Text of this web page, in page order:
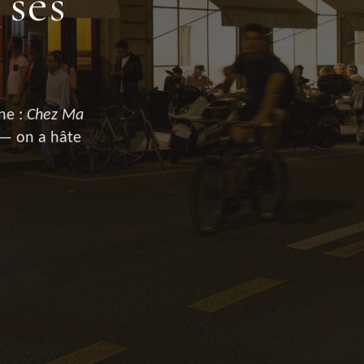
: Chez Ma
on a hâte